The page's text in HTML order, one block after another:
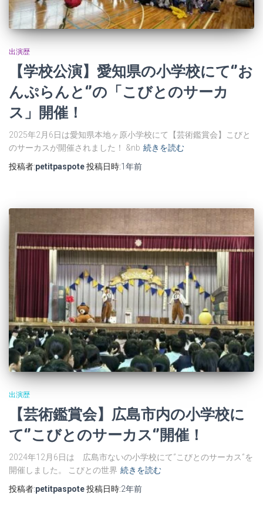
出演歴
【学校公演】愛知県の小学校にて‘’お
んぷらんと‘’の「こびとのサーカ
ス」開催！
2025年2月6日は愛知県本地ヶ原小学校にて【芸術鑑賞会】こびと
のサーカスが開催されました！ &nb 続きを読む
投稿者:petitpaspote投稿日時:1年前
出演歴
【芸術鑑賞会】広島市内の小学校に
て‘’こびとのサーカス‘’開催！
2024年12月6日は 広島市ないの小学校にて‘’こびとのサーカス‘’を
開催しました。 こびとの世界 続きを読む
投稿者:petitpaspote投稿日時:2年前